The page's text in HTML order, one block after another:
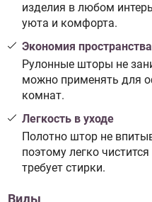
изделия в любом
уюта и комфорта.
Экономия пространства
Рулонные шторы не
можно применять для
комнат.
Легкость в уходе
Полотно штор не
поэтому легко
требует стирки.